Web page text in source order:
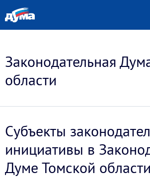
Законодательная
области
Субъекты
инициативы в
Думе Томской области